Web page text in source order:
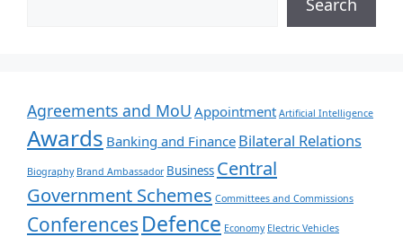
Search
Agreements and MoU Appointment Artificial Intelligence
Awards Banking and Finance Bilateral Relations
Biography Brand Ambassador Business Central
Government Schemes Committees and Commissions
Conferences Defence Economy Electric Vehicles